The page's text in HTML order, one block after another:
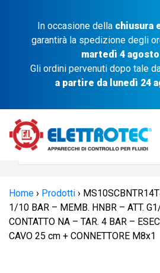
In occasione della chiusura
garantirà la spedizione degli
martedì 4 agosto
Gli ordini pervenuti dopo tale
a partire da lunedì 24
Home › Prodotti ›
1/10 BAR – MEMB. HNBR – ATT.
CONTATTO NA – TAR. 4 BAR –
CAVO 25 cm + CONNETTORE M8x1